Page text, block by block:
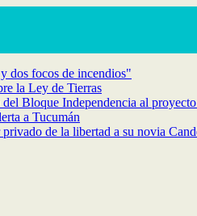
dos focos de incendios"
la Ley de Tierras
Bloque Independencia al
a Tucumán
de la libertad a su novia